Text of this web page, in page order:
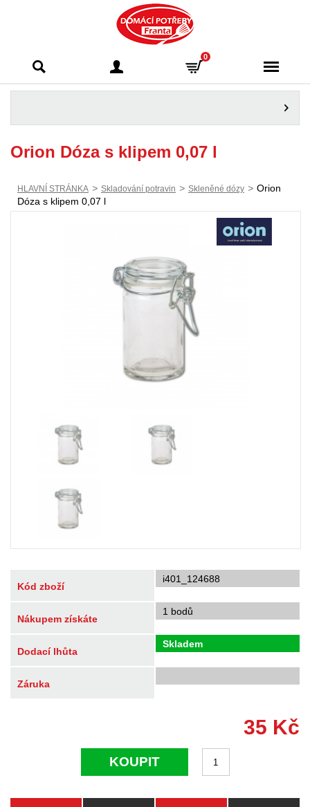
Franta - Příbram
0
Orion Dóza s klipem 0,07 l
HLAVNÍ STRÁNKA > Skladování potravin > Skleněné dózy > Orion
Dóza s klipem 0,07 l
Kód zboží
i401_124688
Nákupem získáte
1 bodů
Dodací lhůta
Skladem
Záruka
35 Kč
KOUPIT